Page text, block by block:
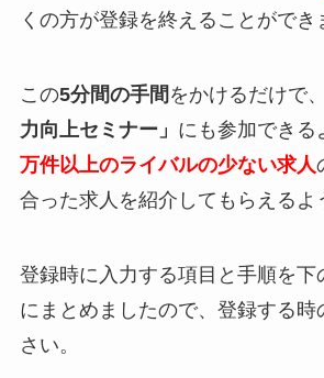
くの方が登録を終えることができ
この5分間の手間 をかけるだけで
力向上セミナー」 にも参加できる
万件以上のライバルの少ない求人
合った求人を紹介してもらえるよ
登録時に入力する項目と手順を下
にまとめましたので、登録する時
さい。